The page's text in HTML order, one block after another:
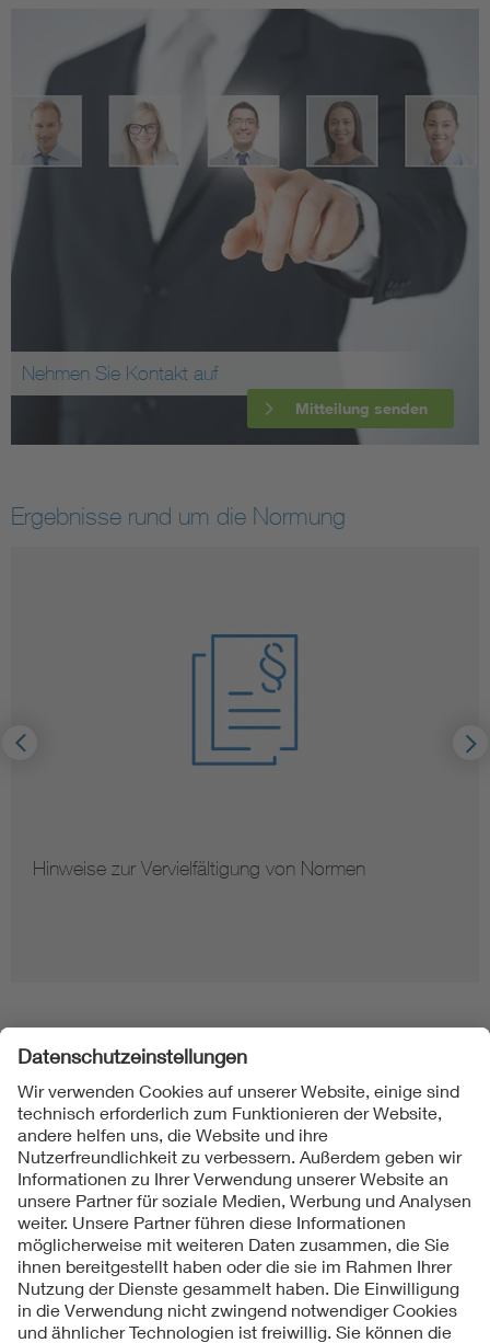
Nehmen Sie Kontakt auf
Mitteilung senden
Ergebnisse rund um die Normung
Hinweise zur Vervielfältigung von Normen
Folgen Sie uns
Kontakt